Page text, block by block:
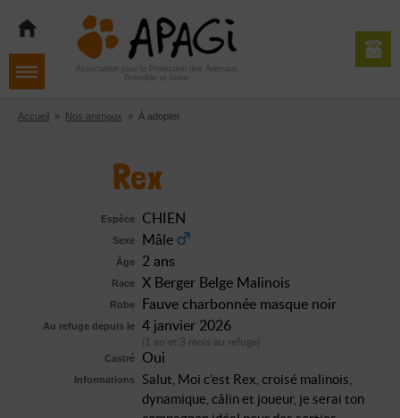
navigation
contenu
Aller
pied
de
Association pour la Protection des Animaux
Grenoble et Isère
Accueil » Nos animaux » À adopter
Rex
Espèce CHIEN
Sexe Mâle
Âge 2 ans
Race X Berger Belge Malinois
Robe Fauve charbonnée masque noir
Au refuge depuis le 4 janvier 2026
(1 an et 3 mois au refuge)
Castré
Oui
Informations
Salut, Moi c’est Rex, croisé malinois,
dynamique, câlin et joueur, je serai ton